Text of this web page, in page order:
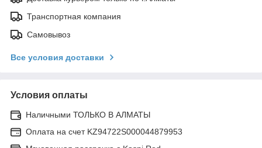
Транспортная компания
Самовывоз
Все условия доставки
Условия оплаты
Наличными ТОЛЬКО В АЛМАТЫ
Оплата на счет KZ94722S000044879953